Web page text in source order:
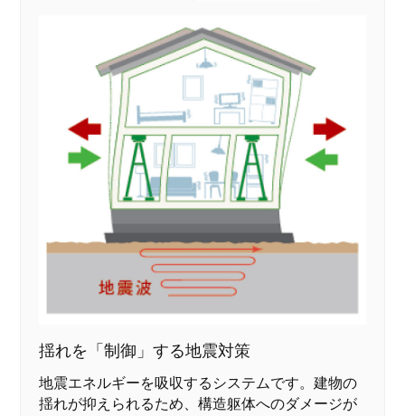
揺れを「制御」する地震対策
地震エネルギーを吸収するシステムです。建物の
揺れが抑えられるため、構造躯体へのダメージが